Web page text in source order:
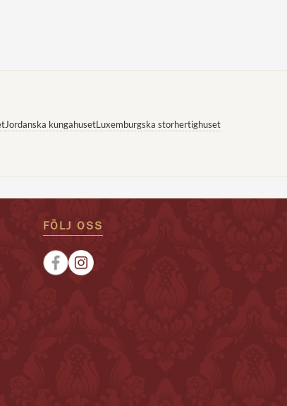
Jordanska kungahusetLuxemburgska storhertighuset
FÖLJ OSS